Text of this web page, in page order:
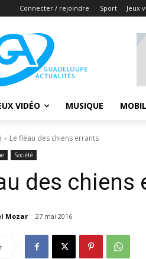
Connecter / rejoindre Sport Jeux
VIDÉO MUSIQUE
Le fléau des chiens errants
Société
des chiens
Mozar 27 mai 2016